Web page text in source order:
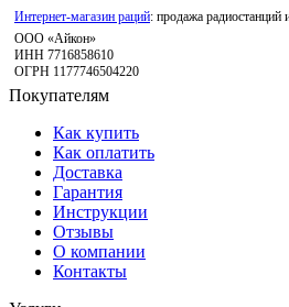
Интернет-магазин раций: продажа радиостанций
ООО «Айкон»
ИНН 7716858610
ОГРН 1177746504220
Покупателям
Как купить
Как оплатить
Доставка
Гарантия
Инструкции
Отзывы
О компании
Контакты